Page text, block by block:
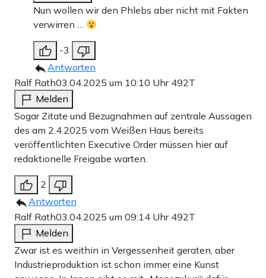
Nun wollen wir den Phlebs aber nicht mit Fakten
verwirren …
-3
Antworten
Ralf Rath03.04.2025 um 10:10 Uhr 492T
Melden
Sogar Zitate und Bezugnahmen auf zentrale Aussagen
des am 2.4.2025 vom Weißen Haus bereits
veröffentlichten Executive Order müssen hier auf
redaktionelle Freigabe warten.
2
Antworten
Ralf Rath03.04.2025 um 09:14 Uhr 492T
Melden
Zwar ist es weithin in Vergessenheit geraten, aber
Industrieproduktion ist schon immer eine Kunst